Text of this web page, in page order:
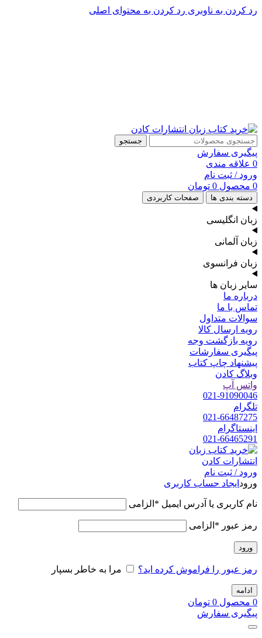
رد کردن به ناوبری رد کردن به محتوای اصلی
جستجو
پیگیری سفارش
0 علاقه مندی
ورود / ثبت نام
0 محصول 0 تومان
دسته بندی ها صفحات کاربردی
زبان انگلیسی
زبان آلمانی
زبان فرانسوی
سایر زبان ها
درباره ما
تماس با ما
سوالات متداول
رویه ارسال کالا
رویه بازگشت وجه
پیگیری سفارشات
پیشنهاد چاپ کتاب
وبلاگ کادن
واتس آپ
021-91090046
تلگرام
021-66487275
اینستاگرام
021-66465291
ورود / ثبت نام
ورود ایجاد حساب کاربری
نام کاربری یا آدرس ایمیل * الزامی
رمز عبور * الزامی
ورود
رمز عبور را فراموش کرده اید؟ مرا به خاطر بسپار
ادامه
0 محصول 0 تومان
پیگیری سفارش